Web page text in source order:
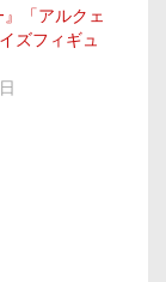
「アルクェ
ズフィギュ